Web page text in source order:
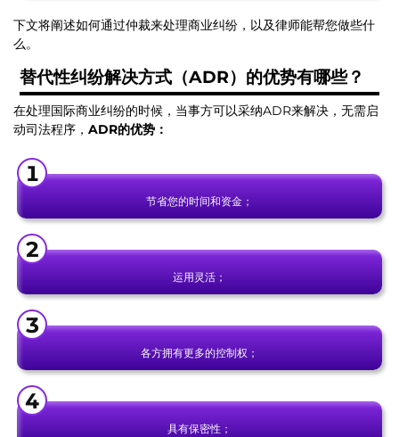
下文将阐述如何通过仲裁来处理商业纠纷，以及律师能帮您做些什
么。
替代性纠纷解决方式（ADR）的优势有哪些？
在处理国际商业纠纷的时候，当事方可以采纳ADR来解决，无需启
动司法程序， ADR的优势：
节省您的时间和资金；
运用灵活；
各方拥有更多的控制权；
具有保密性；